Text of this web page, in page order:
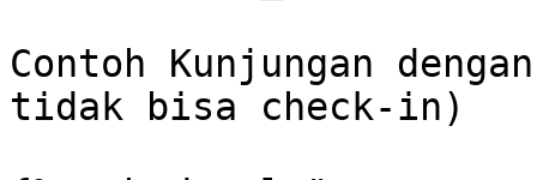
Contoh Kunjungan
tidak bisa check-in)